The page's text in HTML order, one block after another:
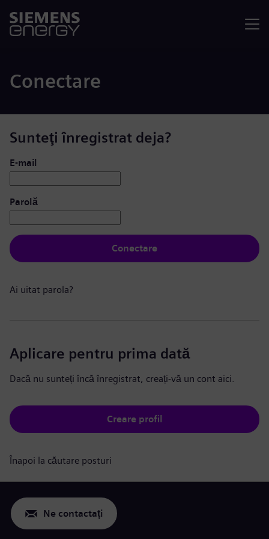
Conectare
Sunteţi înregistrat deja?
Conectare: utilizator și parolă
E-mail
Parolă
Conectare
Ai uitat parola?
Aplicare pentru prima dată
Dacă nu sunteți încă înregistrat, creați-vă un cont aici.
Creare profil
Înapoi la căutare posturi
Ne contactați